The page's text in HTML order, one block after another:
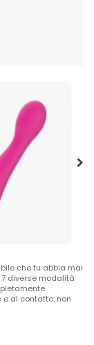
che tu abbia mai
diverse modalità
al contatto: non